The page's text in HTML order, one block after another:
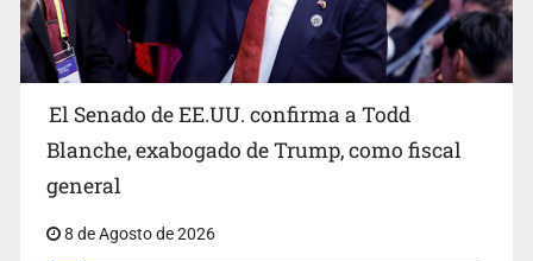
El Senado de EE.UU. confirma a Todd
Blanche, exabogado de Trump, como fiscal
general
8 de Agosto de 2026